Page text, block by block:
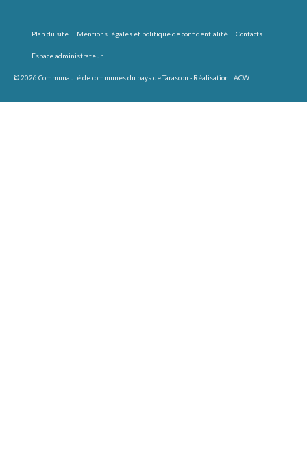
Plan du site Mentions légales et politique de confidentialité Contacts
Espace administrateur
© 2026 Communauté de communes du pays de Tarascon - Réalisation : ACW